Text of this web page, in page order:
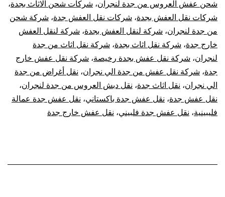
شحن عفش العروس من جدة لنجران، شركات شحن الاثاث بجدة،
شركات نقل العفش بجدة، شركات نقل العفش جدة، شركة شحن
من جدة لنجران، شركة لنقل العفش بجدة، شركة لنقل العفش
خارج جدة، شركة نقل اثاث بجدة، شركة نقل اثاث من جدة
لنجران، شركة نقل عفش بجدة رخيصة، شركة نقل عفش خارج
جدة، شركة نقل عفش من جدة الي نجران، نقل أغراض من جدة
الي نجران، نقل اثاث جدة، نقل دبش العروس من جدة لنجران،
نقل عفش جدة، نقل عفش جدة باكستاني، نقل عفش جدة عمالة
فليبينية، نقل عفش جدة فلبيني، نقل عفش خارج جدة